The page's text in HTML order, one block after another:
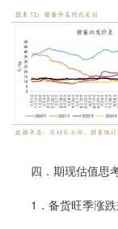
四．期现估值思
1．备货旺季涨跌